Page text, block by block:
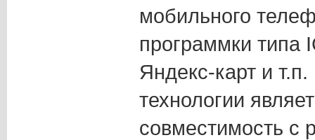
мобильного
программки типа
Яндекс-карт и
технологии
совместимость с